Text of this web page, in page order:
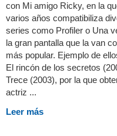
con Mi amigo Ricky, en la
varios años compatibiliza
series como Profiler o Una
la gran pantalla que la van
más popular. Ejemplo de
El rincón de los secretos
Trece (2003), por la que
actriz ...
Leer más